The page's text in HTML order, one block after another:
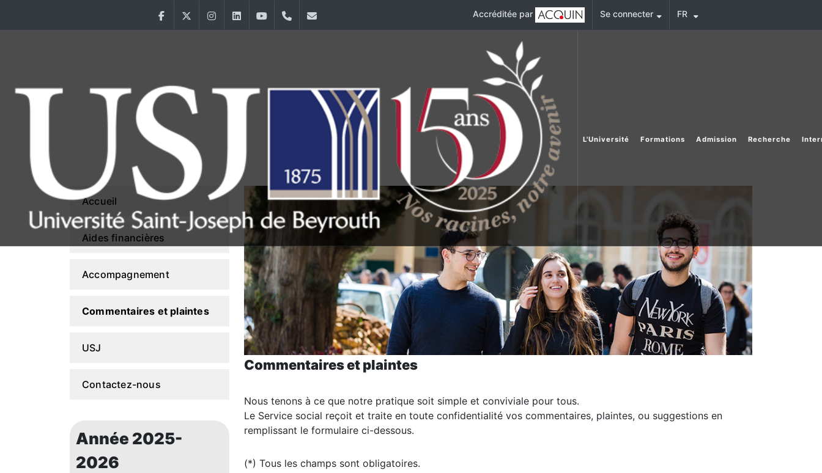
FacebookTwitter InstagramLinkedInYouTube+961 (1) 421 196 Accréditée par Se connecter FR
L'Université Formations Admission Recherche
Accueil
Aides financières
Accompagnement
Commentaires et plaintes
USJ
Contactez-nous
Année 2025-
2026
Commentaires et plaintes
Nous tenons à ce que notre pratique soit simple et conviviale pour tous.
Le Service social reçoit et traite en toute confidentialité vos commentaires, plaintes, ou suggestions en
remplissant le formulaire ci-dessous.
(*) Tous les champs sont obligatoires.